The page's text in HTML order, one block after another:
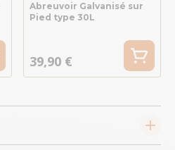
Abreuvoir Galvanisé sur
Pied type 30L
39,90 €